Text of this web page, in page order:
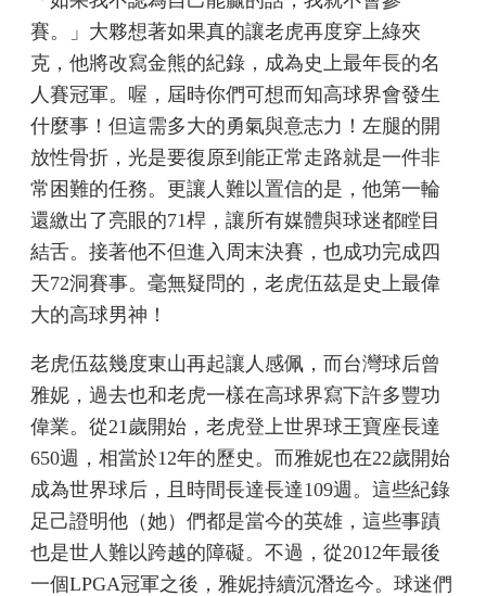
賽。」大夥想著如果真的讓老虎再度穿上綠夾
克，他將改寫金熊的紀錄，成為史上最年長的名
人賽冠軍。喔，屆時你們可想而知高球界會發生
什麼事！但這需多大的勇氣與意志力！左腿的開
放性骨折，光是要復原到能正常走路就是一件非
常困難的任務。更讓人難以置信的是，他第一輪
還繳出了亮眼的71桿，讓所有媒體與球迷都瞠目
結舌。接著他不但進入周末決賽，也成功完成四
天72洞賽事。毫無疑問的，老虎伍茲是史上最偉
大的高球男神！
老虎伍茲幾度東山再起讓人感佩，而台灣球后曾
雅妮，過去也和老虎一樣在高球界寫下許多豐功
偉業。從21歲開始，老虎登上世界球王寶座長達
650週，相當於12年的歷史。而雅妮也在22歲開始
成為世界球后，且時間長達長達109週。這些紀錄
足己證明他（她）們都是當今的英雄，這些事蹟
也是世人難以跨越的障礙。不過，從2012年最後
一個LPGA冠軍之後，雅妮持續沉潛迄今。球迷們